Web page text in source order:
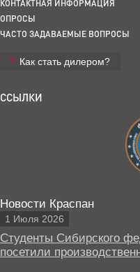
КОНТАКТНАЯ ИНФОРМАЦИЯ
ОПРОСЫ
ЧАСТО ЗАДАВАЕМЫЕ ВОПРОСЫ
Как стать дилером?
ССЫЛКИ
Новости Краспан
1 Июля 2026
Студенты Сибирского
посетили